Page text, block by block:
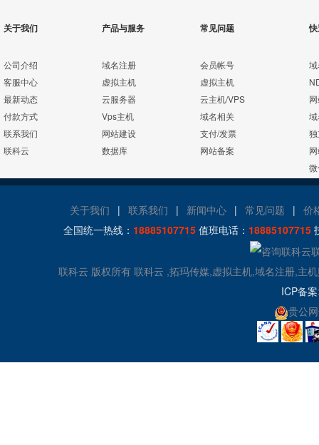
ASP.net
MSSQL
版本：2000/2005/
2008/2012
MySQL
Access数据库
Gzip压缩
免费预装软件
Urlrewrite
百度云加速
千兆防火墙系统
QQ全球免费电话
24x7x365
电话技术支持
关于我们
公司介绍
客服中心
最新动态
付款方式
联系我们
联科云
产品与服务
域名注册
虚拟主机
云服务器
Vps主机
网站建设
数据库
常见问题
会员帐号
虚拟主机
云主机/VPS
域名相关
支付/发票
网站备案
关于我们 | 联系我们 | 新闻中心 | 常见问题 | 价
全国统一热线： 18885107715 值班电话： 18885107715
联科云 版权所有 联科云 ,拓玛传媒,虚拟主机,域名注册,主
ICP备案
贵公